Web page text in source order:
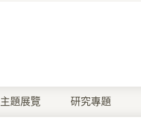
主題展覽 研究專題